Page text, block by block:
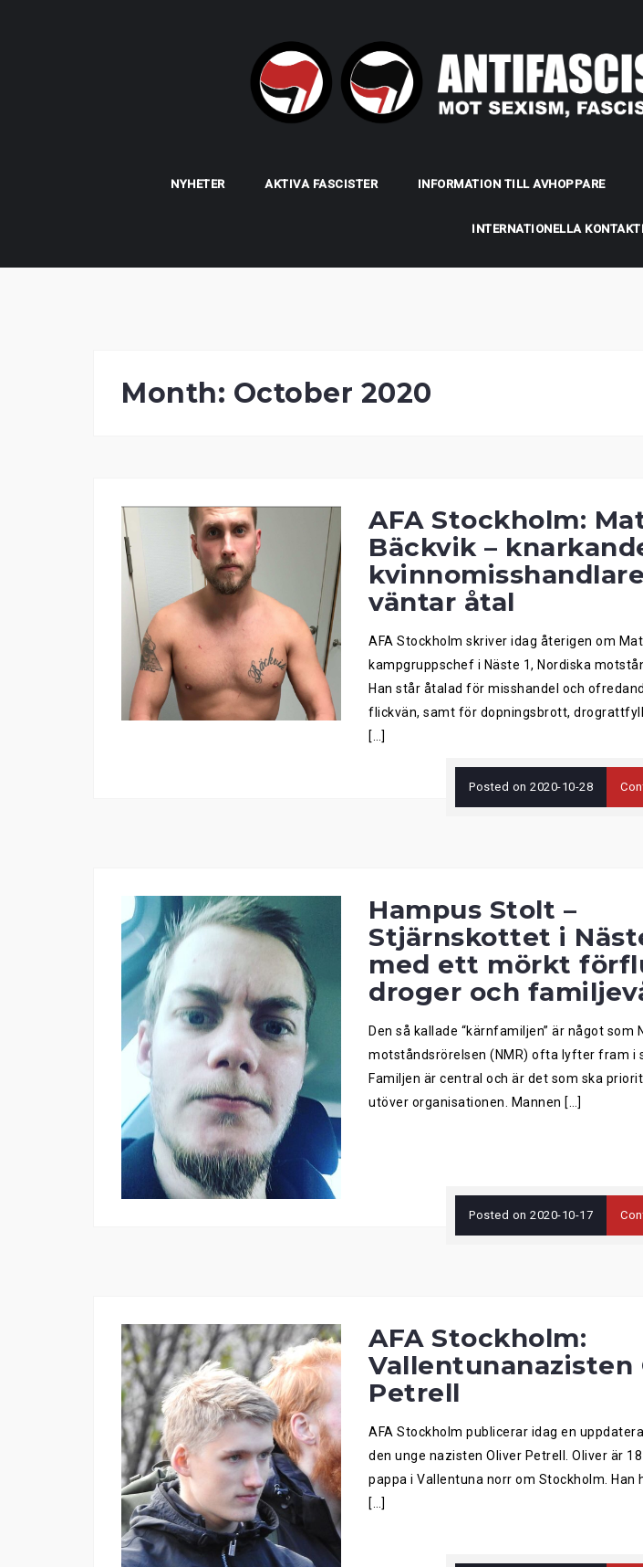
NYHETER AKTIVA FASCISTER INFORMATION TILL AVHOPPARE
INTERNATIONELLA
Month: October 2020
AFA Stockholm:
Bäckvik –
kvinnomisshandlare
väntar åtal
AFA Stockholm skriver idag återigen om
kampgruppschef i Näste 1, Nordiska
Han står åtalad för misshandel och
flickvän, samt för dopningsbrott,
[…]
Posted on 2020-10-28
Hampus Stolt –
Stjärnskottet i
med ett mörkt
droger och
Den så kallade “kärnfamiljen” är något som
motståndsrörelsen (NMR) ofta lyfter fram i
Familjen är central och är det som ska
utöver organisationen. Mannen […]
Posted on 2020-10-17
AFA Stockholm:
Vallentunanazisten
Petrell
AFA Stockholm publicerar idag en
den unge nazisten Oliver Petrell. Oliver är
pappa i Vallentuna norr om Stockholm. Han
[…]